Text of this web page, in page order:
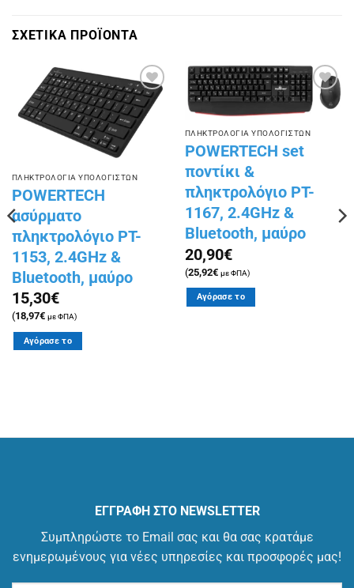
ΣΧΕΤΙΚΑ ΠΡΟΪΟΝΤΑ
Πρόσθήκη
στην
λίστα
επιθυμιών
ΠΛΗΚΤΡΟΛΟΓΙΑ ΥΠΟΛΟΓΙΣΤΩΝ
POWERTECH
ασύρματο
πληκτρολόγιο PT-
1153, 2.4GHz &
Bluetooth, μαύρο
15,30€
(18,97€ με ΦΠΑ)
Αγόρασε το
Πρόσθήκη
στην
επιθυμιών
ΠΛΗΚΤΡΟΛΟΓΙΑ ΥΠΟΛΟΓΙΣΤΩΝ
POWERTECH set
ποντίκι &
πληκτρολόγιο PT-
1167, 2.4GHz &
Bluetooth, μαύρο
20,90€
(25,92€ με ΦΠΑ)
Αγόρασε το
ΕΓΓΡΑΦΗ ΣΤΟ NEWSLETTER
Συμπληρώστε το Email σας και θα σας κρατάμε
ενημερωμένους για νέες υπηρεσίες και προσφορές μας!